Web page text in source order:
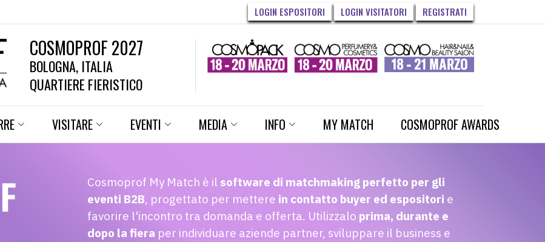
LOGIN ESPOSITORI LOGIN VISITATORI REGISTRATI
COSMOPROF 2027
BOLOGNA, ITALIA
QUARTIERE FIERISTICO
VISITARE EVENTI MEDIA INFO MY MATCH COSMOPROF AWARDS
Cosmoprof My Match è il software di matchmaking perfetto per gli
eventi B2B, progettato per mettere in contatto buyer ed espositori e
favorire l'incontro tra domanda e offerta. Utilizzalo prima, durante e
dopo la fiera per individuare aziende partner, sviluppare il business e